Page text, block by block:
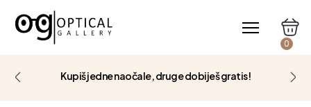
0
Kupiš jedne naočale, druge dobiješ gratis!